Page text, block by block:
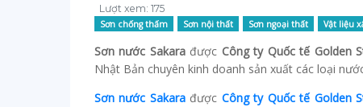
Lượt xem: 175
Sơn chống thấm Sơn nội thất Sơn ngoại thất Vật liệu
Sơn nước Sakarađược Công ty Quốc tế Golden
Nhật Bản chuyên kinh doanh sản xuất các loại
Sơn nước Sakarađược Công ty Quốc tế Golden